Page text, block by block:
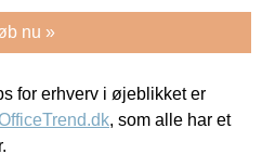
nu »
for erhverv i øjeblikket er
, som alle har et